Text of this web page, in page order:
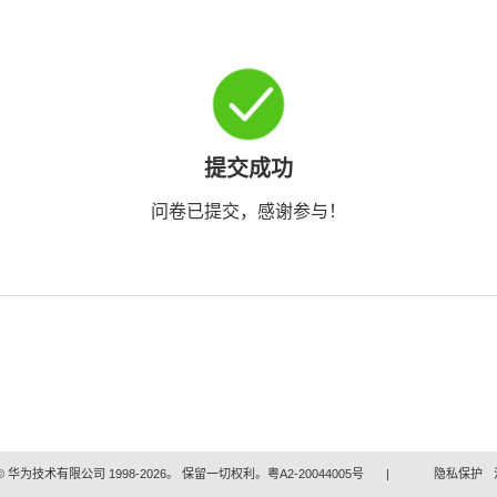
提交成功
问卷已提交，感谢参与！
华为技术有限公司 1998-2026。 保留一切权利。粤A2-20044005号 | 隐私保护